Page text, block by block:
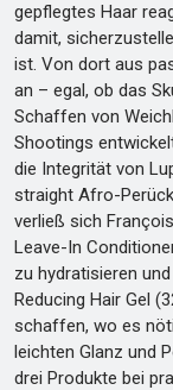
gepflegtes Haar
damit,
ist. Von dort aus
an – egal, ob das
Schaffen von
Shootings
die Integrität von
straight Afro-
verließ sich
Leave-In
zu hydratisieren
Reducing Hair Gel
schaffen, wo es
leichten Glanz und
drei Produkte bei